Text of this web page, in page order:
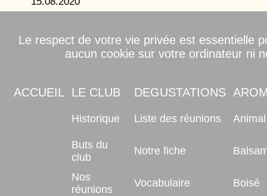
Le respect de votre vie privée est essentielle
aucun cookie sur votre ordinateur ni
ACCUEIL LE CLUB DEGUSTATIONS
Historique Liste des réunions Animal
Buts du
club
Notre fiche
Nos
réunions
Vocabulaire Boisé